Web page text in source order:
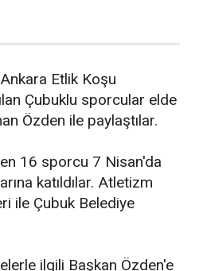
Etlik Koşu
Çubuklu sporcular elde
Özden ile paylaştılar.
16 sporcu 7 Nisan'da
katıldılar. Atletizm
ile Çubuk Belediye
ilgili Başkan Özden'e